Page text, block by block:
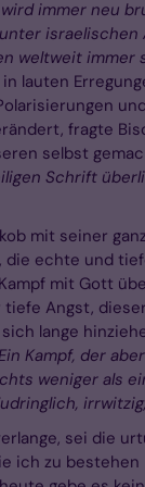
immer neu
israelischen
weltweit
lauten
fragte
selbst
Schrift
mit seiner
echte und
mit Gott
Angst,
lange
Kampf, der
weniger als
sei die
ich zu